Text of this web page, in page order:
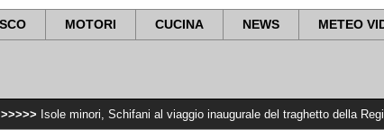
MOTORI CUCINA NEWS METEO
minori, Schifani al viaggio inaugurale del traghetto della Regione tra